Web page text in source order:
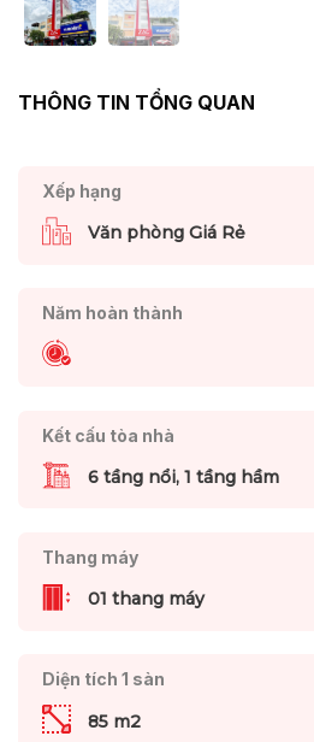
THÔNG TIN TỔNG QUAN
Xếp hạng
Văn phòng Giá Rẻ
Năm hoàn thành
Kết cấu tòa nhà
6 tầng nổi, 1 tầng hầm
Thang máy
01 thang máy
Diện tích 1 sàn
85 m2